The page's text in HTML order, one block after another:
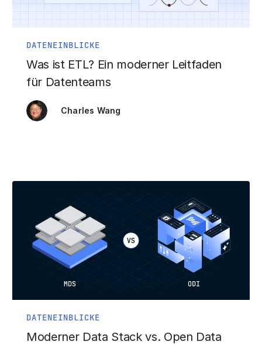
DATENEINBLICKE
Was ist ETL? Ein moderner Leitfaden
für Datenteams
Charles Wang
DATENEINBLICKE
Moderner Data Stack vs. Open Data